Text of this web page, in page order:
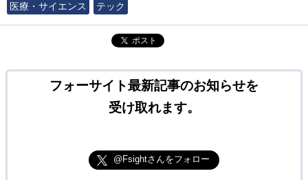
医療・サイエンス
テック
ポスト
フォーサイト最新記事のお知らせを
受け取れます。
@Fsightさんをフォロー